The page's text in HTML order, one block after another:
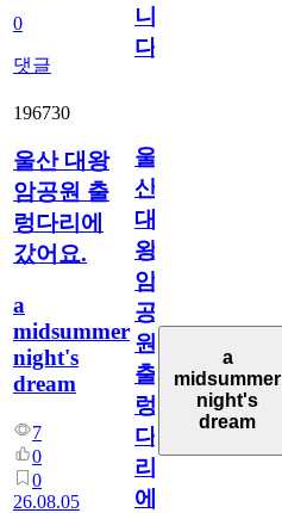
0
댓글
니
다
196730
울산 대왕
암공원 출
렁다리에
갔어요.
a
midsummer
night's
dream
7
0
0
26.08.05
울
산
대
왕
암
공
원
출
렁
다
리
에
a
midsummer
night's
dream